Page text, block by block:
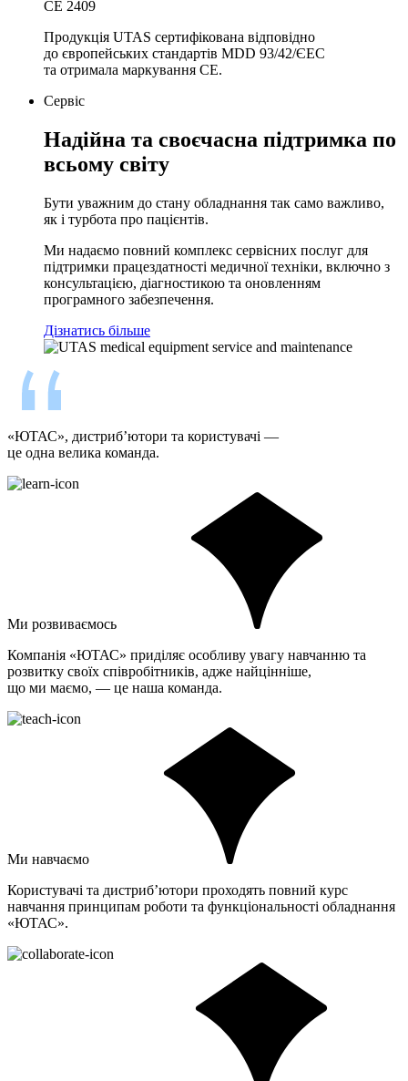
CЕ 2409
Продукція UTAS сертифікована відповідно
до європейських стандартів MDD 93/42/ЄЕС
та отримала маркування СЕ.
Сервіс
Надійна та своєчасна підтримка по
всьому світу
Бути уважним до стану обладнання так само важливо,
як і турбота про пацієнтів.
Ми надаємо повний комплекс сервісних послуг для
підтримки працездатності медичної техніки, включно з
консультацією, діагностикою та оновленням
програмного забезпечення.
Дізнатись більше
«ЮТАС», дистриб’ютори та користувачі —
це одна велика команда.
Ми розвиваємось
Компанія «ЮТАС» приділяє особливу увагу навчанню та
розвитку своїх співробітників, адже найцінніше,
що ми маємо, — це наша команда.
Ми навчаємо
Користувачі та дистриб’ютори проходять повний курс
навчання принципам роботи та функціональності обладнання
«ЮТАС».